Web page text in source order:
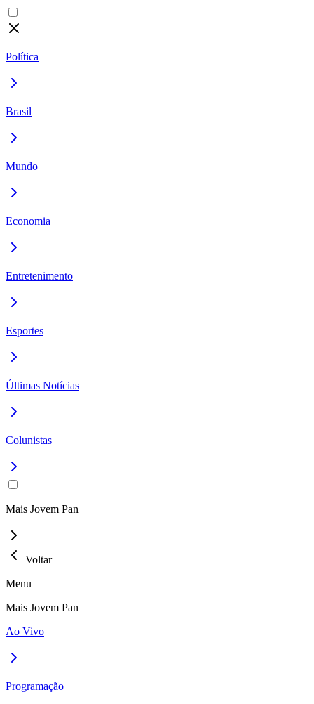
Política
Brasil
Mundo
Economia
Entretenimento
Esportes
Últimas Notícias
Colunistas
Mais Jovem Pan
Voltar
Menu
Mais Jovem Pan
Ao Vivo
Programação